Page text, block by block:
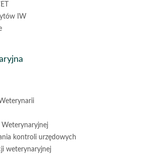
IW
Weterynaryjnej
kontroli urzędowych
weterynaryjnej